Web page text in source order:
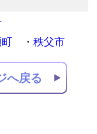
秩父市
へ戻る